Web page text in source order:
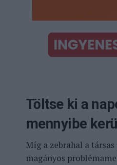
Töltse ki a
mennyibe
Míg a zebrahal a
magányos